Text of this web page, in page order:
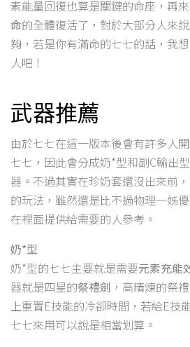
素能量回復也算是關鍵的命座，再
命的全體復活了，對於大部分人來
夠，若是你有滿命的七七的話，我
人吧！
武器推薦
由於七七在這一版本後會有許多人
七七，因此會分成奶*型和副C輸出
器。不過其實在珍奶套還沒出來前
的玩法，雖然還是比不過物理一姊
在裡面提供給需要的人參考。
奶*型
奶*型的七七主要就是需要元素充能
器就是四星的祭禮劍 ，高精煉的祭
上重置E技能的冷卻時間，若給E技
七七來用可以說是相當划算。